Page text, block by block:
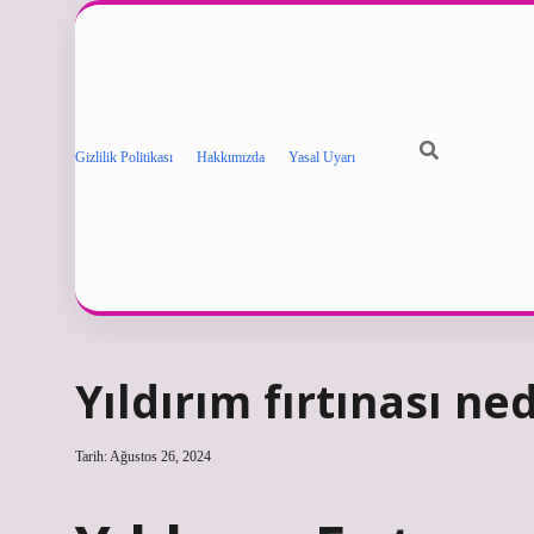
Gizlilik Politikası Hakkımızda Yasal Uyarı
Yıldırım fırtınası
Tarih: Ağustos 26, 2024